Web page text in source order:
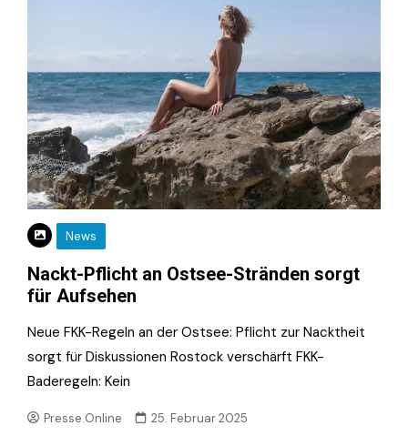
News
Nackt-Pflicht an Ostsee-Stränden sorgt
für Aufsehen
Neue FKK-Regeln an der Ostsee: Pflicht zur Nacktheit
sorgt für Diskussionen Rostock verschärft FKK-
Baderegeln: Kein
Presse.Online 25. Februar 2025